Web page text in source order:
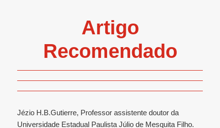
Artigo
Recomendado
Jézio H.B.Gutierre, Professor assistente doutor da
Universidade Estadual Paulista Júlio de Mesquita Filho.